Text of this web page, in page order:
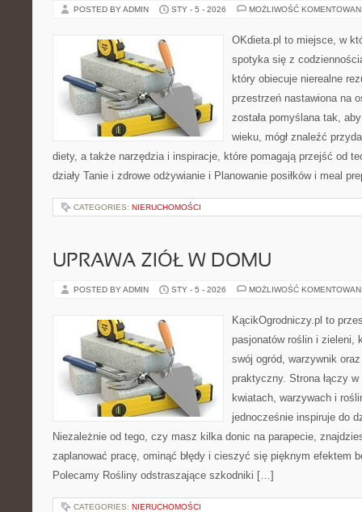
POSTED BY ADMIN STY - 5 - 2026 MOŻLIWOŚĆ
OKdieta.pl to miejsce, w
spotyka się z
który obiecuje nierealne
przestrzeń nastawiona na
została pomyślana tak,
wieku, mógł znaleźć
diety, a także narzędzia i inspiracje, które pomagają przejść od
działy Tanie i zdrowe odżywianie i Planowanie posiłków i meal
CATEGORIES: NIERUCHOMOŚCI
UPRAWA ZIÓŁ W DOMU
POSTED BY ADMIN STY - 5 - 2026 MOŻLIWOŚĆ
KącikOgrodniczy.pl to
pasjonatów roślin i zieleni,
swój ogród, warzywnik
praktyczny. Strona łączy
kwiatach, warzywach i
jednocześnie inspiruje do
Niezależnie od tego, czy masz kilka donic na parapecie,
zaplanować pracę, ominąć błędy i cieszyć się pięknym efektem
Polecamy Rośliny odstraszające szkodniki […]
CATEGORIES: NIERUCHOMOŚCI